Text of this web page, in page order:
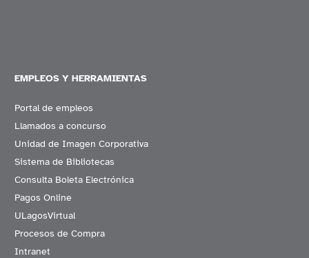
EMPLEOS Y HERRAMIENTAS
Portal de empleos
Llamados a concurso
Unidad de Imagen Corporativa
Sistema de Bibliotecas
Consulta Boleta Electrónica
Pagos Online
ULagosVirtual
Procesos de Compra
Intranet